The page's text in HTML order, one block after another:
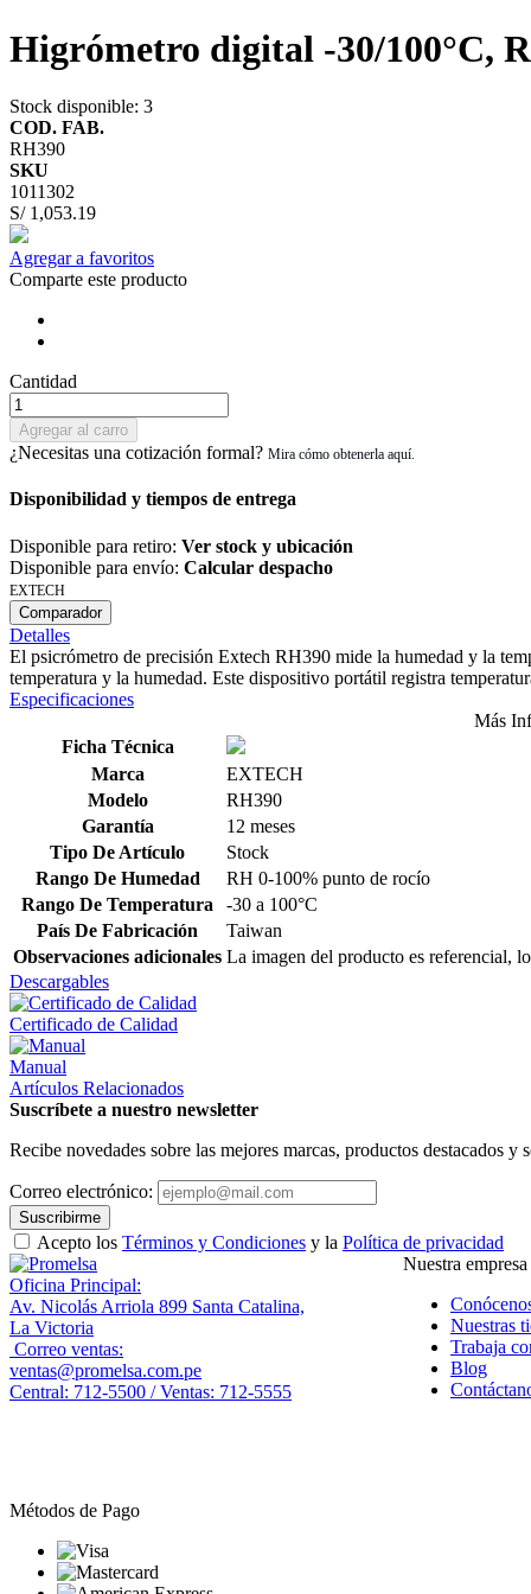
Higrómetro digital -30/100°C,
Stock disponible: 3
COD. FAB.
RH390
SKU
1011302
S/ 1,053.19
Agregar a favoritos
Comparte este producto
Cantidad
Agregar al carro
¿Necesitas una cotización formal?
Disponibilidad y tiempos de entrega
Disponible para retiro: Ver stock y ubicación
Disponible para envío: Calcular despacho
EXTECH
Comparador
Detalles
El psicrómetro de precisión Extech RH390 mide la humedad y la
temperatura y la humedad. Este dispositivo portátil registra
Especificaciones
Más
Ficha Técnica
Marca
EXTECH
Modelo
RH390
Garantía
12 meses
Tipo De Artículo
Stock
Rango De Humedad
RH 0-100% punto de rocío
Rango De Temperatura
-30 a 100°C
País De Fabricación
Taiwan
Observaciones adicionales La imagen del producto es referencial,
Descargables
Certificado de Calidad
Manual
Artículos Relacionados
Suscríbete a nuestro newsletter
Recibe novedades sobre las mejores marcas, productos destacados y
Correo electrónico:
Suscribirme
Acepto los Términos y Condiciones y la Política de privacidad
Oficina Principal:
Av. Nicolás Arriola 899 Santa Catalina,
La Victoria
Correo ventas:
ventas@promelsa.com.pe
Central: 712-5500 / Ventas: 712-5555
Nuestra empresa
Nuestras
Trabaja
Blog
Métodos de Pago